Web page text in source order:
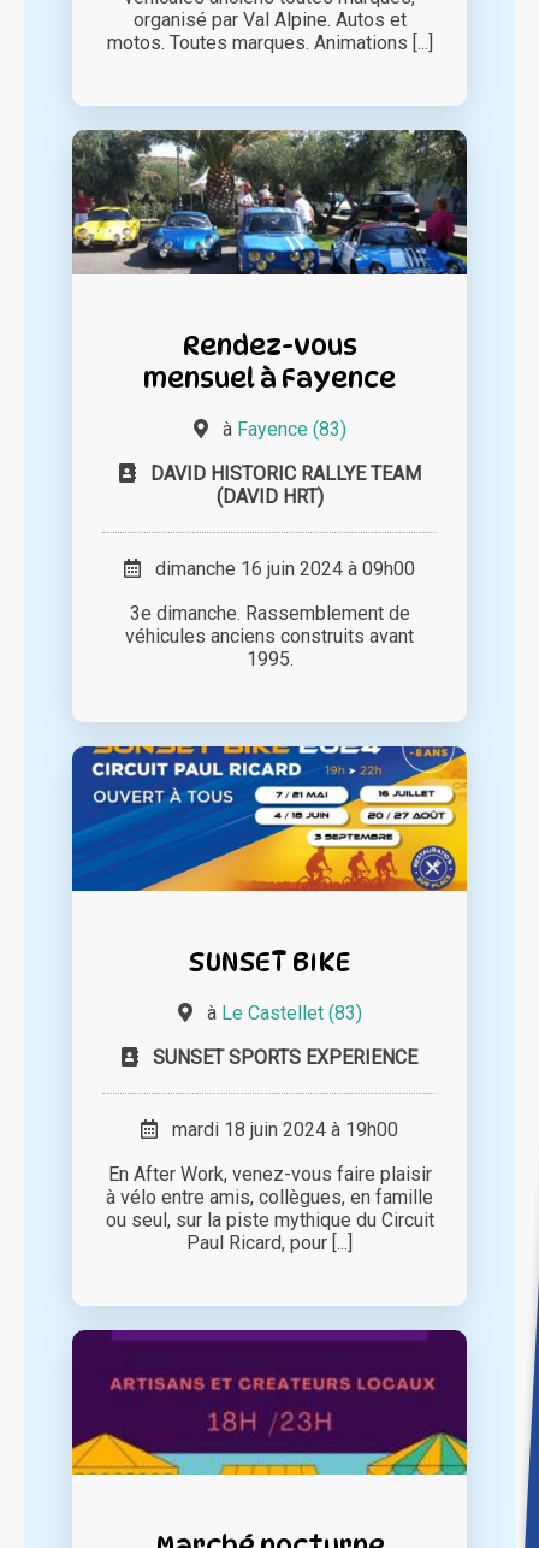
organisé par Val Alpine. Autos et
motos. Toutes marques. Animations [...]
Rendez-vous
mensuel à Fayence
à Fayence (83)
DAVID HISTORIC RALLYE TEAM
(DAVID HRT)
dimanche 16 juin 2024 à 09h00
3e dimanche. Rassemblement de
véhicules anciens construits avant
1995.
SUNSET BIKE
à Le Castellet (83)
SUNSET SPORTS EXPERIENCE
mardi 18 juin 2024 à 19h00
En After Work, venez-vous faire plaisir
à vélo entre amis, collègues, en famille
ou seul, sur la piste mythique du Circuit
Paul Ricard, pour [...]